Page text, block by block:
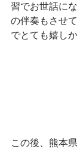
習でお世話に
の伴奏もさせ
でとても嬉し
この後、熊本